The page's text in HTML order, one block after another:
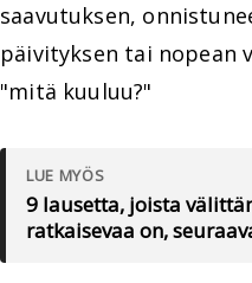
saavutuksen,
päivityksen tai nopean
"mitä kuuluu?"
LUE MYÖS
9 lausetta, joista
ratkaisevaa on,